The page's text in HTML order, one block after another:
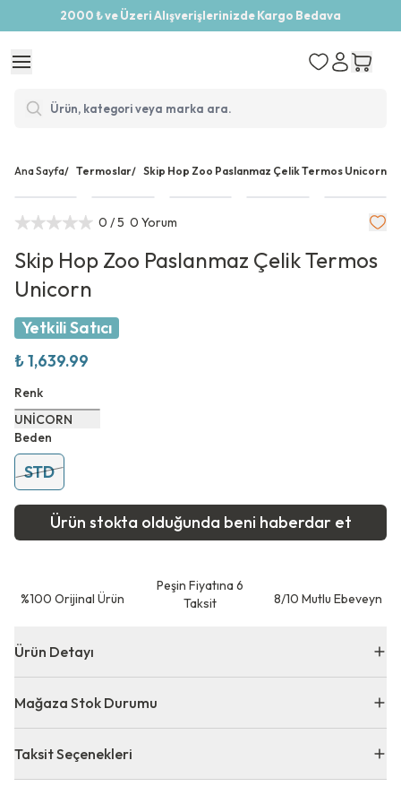
2000 ₺ ve Üzeri Alışverişlerinizde Kargo Bedava
Ana Sayfa/ Termoslar/ Skip Hop Zoo Paslanmaz Çelik Termos Unicorn
0 / 5 0 Yorum
Skip Hop Zoo Paslanmaz Çelik Termos
Unicorn
Yetkili Satıcı
₺ 1,639.99
Renk
UNİCORN
Beden
STD
Ürün stokta olduğunda beni haberdar et
⁠%100 Orijinal Ürün
Peşin Fiyatına 6
Taksit
8/10 Mutlu Ebeveyn
Ürün Detayı
Mağaza Stok Durumu
Taksit Seçenekleri